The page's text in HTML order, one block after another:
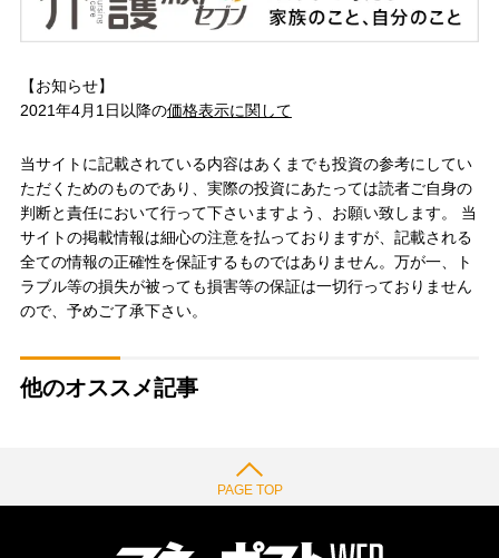
【お知らせ】
2021年4月1日以降の価格表示に関して
当サイトに記載されている内容はあくまでも投資の参考にしてい
ただくためのものであり、実際の投資にあたっては読者ご自身の
判断と責任において行って下さいますよう、お願い致します。 当
サイトの掲載情報は細心の注意を払っておりますが、記載される
全ての情報の正確性を保証するものではありません。万が一、ト
ラブル等の損失が被っても損害等の保証は一切行っておりません
ので、予めご了承下さい。
他のオススメ記事
PAGE TOP